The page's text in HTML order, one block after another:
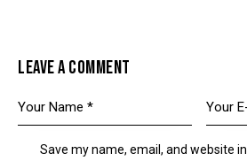
LEAVE A COMMENT
Save my name, email, and website